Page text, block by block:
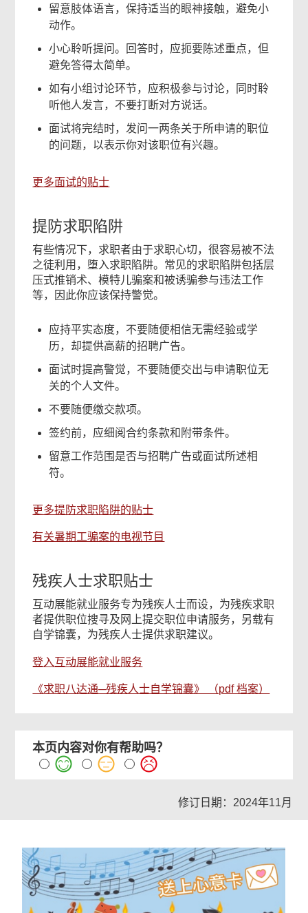
留意肢体语言，保持适当的眼神接触，避免小
动作。
小心聆听提问。回答时，应扼要陈述重点，但
避免答得太简单。
如有小组讨论环节，应积极参与讨论，同时聆
听他人发言，不要打断对方说话。
面试将完结时，发问一两条关于所申请的职位
的问题，以表示你对该职位有兴趣。
更多面试的贴士
提防求职陷阱
有些情况下，求职者由于求职心切，很容易被不法
之徒利用，堕入求职陷阱。常见的求职陷阱包括层
压式推销术、模特儿骗案和被诱骗参与违法工作
等，因此你应该保持警觉。
应持平实态度，不要随便相信无需经验或学
历，却提供高薪的招聘广告。
面试时提高警觉，不要随便交出与申请职位无
关的个人文件。
不要随便缴交款项。
签约前，应细阅合约条款和附带条件。
留意工作范围是否与招聘广告或面试所述相
符。
更多提防求职陷阱的贴士
有关暑期工骗案的电视节目
残疾人士求职贴士
互动展能就业服务专为残疾人士而设，为残疾求职
者提供职位搜寻及网上提交职位申请服务，另载有
自学锦囊，为残疾人士提供求职建议。
登入互动展能就业服务
《求职八达通─残疾人士自学锦囊》 （pdf 档案）
本页内容对你有帮助吗？
修订日期：2024年11月